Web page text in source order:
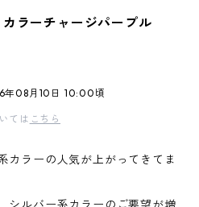
ラーチャージパープル
年08月10日 10:00頃
ては こちら
カラーの人気が上がってきてま